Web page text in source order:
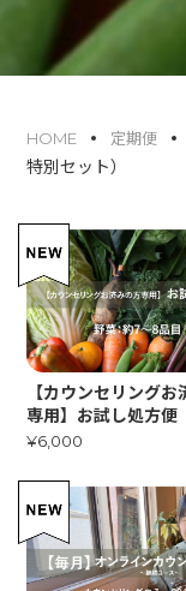
HOME 定期便
特別セット）
【カウンセリングお
専用】お試し処方便
¥6,000